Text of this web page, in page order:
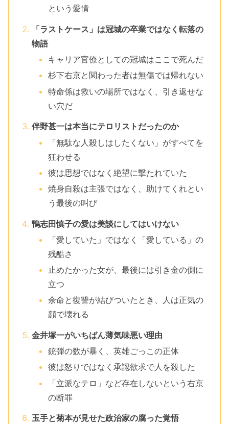
という愛情
「ラストケース」は冠城の卒業ではなく転落の
物語
キャリア官僚としての冠城はここで死んだ
杉下右京と関わった者は無傷では帰れない
特命係は救いの場所ではなく、引き返せな
い穴だ
伴野甚一は本当にテロリストだったのか
「無駄な人殺しはしたくない」がすべてを
狂わせる
彼は思想ではなく絶望に撃たれていた
焼身自殺は主張ではなく、助けてくれとい
う最後の叫び
鴨志田慎子の愛は美談にしてはいけない
「愛していた」ではなく「愛している」の
残酷さ
止めたかった女が、最後には引き金の側に
立つ
余命と復讐が結びついたとき、人は正気の
顔で壊れる
金井塚一がいちばん薄気味悪い理由
銃弾の数が暴く、英雄ごっこの正体
彼は怒りではなく承認欲求で人を殺した
「立派なテロ」など存在しないという右京
の断罪
玉手と菊本が見せた政治家の腐った覚悟